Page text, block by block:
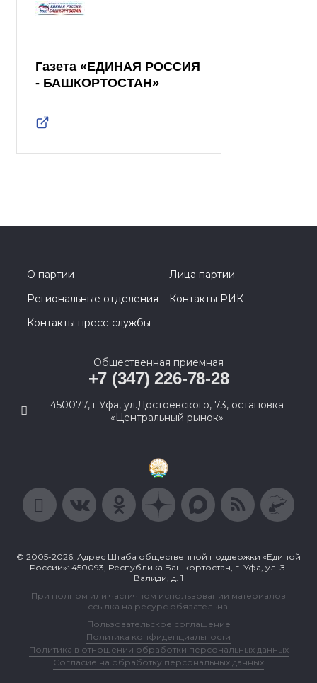
Газета «ЕДИНАЯ РОССИЯ
- БАШКОРТОСТАН»
О партии
Лица партии
Региональные отделения
Контакты РИК
Контакты пресс-службы
Общественная приемная
+7 (347) 226-78-28
450077, г.Уфа, ул.Достоевского, 73, остановка
«Центральный рынок»
© 2005-2026, Адрес Штаба общественной поддержки «Единой
России»: 450093, Республика Башкортостан, г. Уфа, ул. З.
Валиди, д. 1
При полном или частичном использовании материалов
ссылка на ресурс обязательна.
Пользовательское соглашение
Политика конфиденциальности
Политика в отношении обработки персональных данных
Согласие на обработку персональных данных